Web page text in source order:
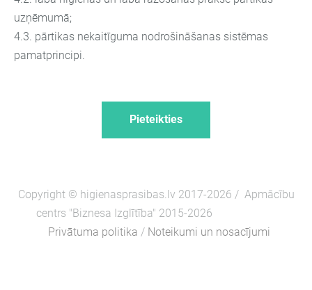
uzņēmumā;
4.3. pārtikas nekaitīguma nodrošināšanas sistēmas
pamatprincipi.
Pieteikties
Copyright © higienasprasibas.lv 2017-2026 / Apmācību
centrs "Biznesa Izglītība" 2015-2026
Privātuma politika / Noteikumi un nosacījumi